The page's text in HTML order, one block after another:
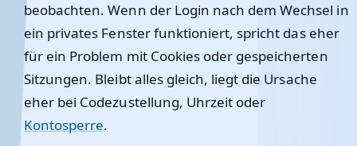
beobachten. Wenn der Login nach dem Wechsel in
ein privates Fenster funktioniert, spricht das eher
für ein Problem mit Cookies oder gespeicherten
Sitzungen. Bleibt alles gleich, liegt die Ursache
eher bei Codezustellung, Uhrzeit oder
Kontosperre.